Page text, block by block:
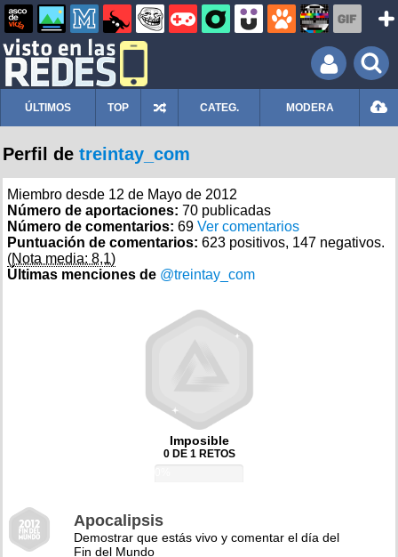
ÚLTIMOS TOP CATEG. MODERA
Perfil de treintay_com
Miembro desde 12 de Mayo de 2012
Número de aportaciones: 70 publicadas
Número de comentarios: 69 Ver comentarios
Puntuación de comentarios: 623 positivos, 147 negativos.
(Nota media: 8,1)
Últimas menciones de @treintay_com
Imposible
0 DE 1 RETOS
Apocalipsis
Demostrar que estás vivo y comentar el día del
Fin del Mundo